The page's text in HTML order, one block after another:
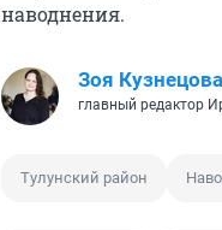
наводнения.
Зоя Кузнецова
главный редактор
Тулунский район